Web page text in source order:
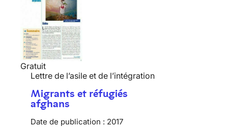
Gratuit
Lettre de l’asile et de l’intégration
Migrants et réfugiés
afghans
Date de publication : 2017